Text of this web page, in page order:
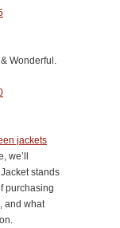
Wonderful.
jackets
we’ll
stands
purchasing
and what